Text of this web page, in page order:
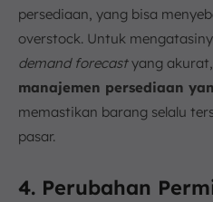
persediaan, yang bisa
overstock. Untuk
demand forecastyang
manajemen persediaan
memastikan barang selalu
pasar.
4. Perubahan